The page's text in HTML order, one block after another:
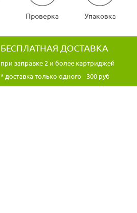
Проверка Упаковка
БЕСПЛАТНАЯ ДОСТАВКА
при заправке 2 и более картриджей
* доставка только одного - 300 руб